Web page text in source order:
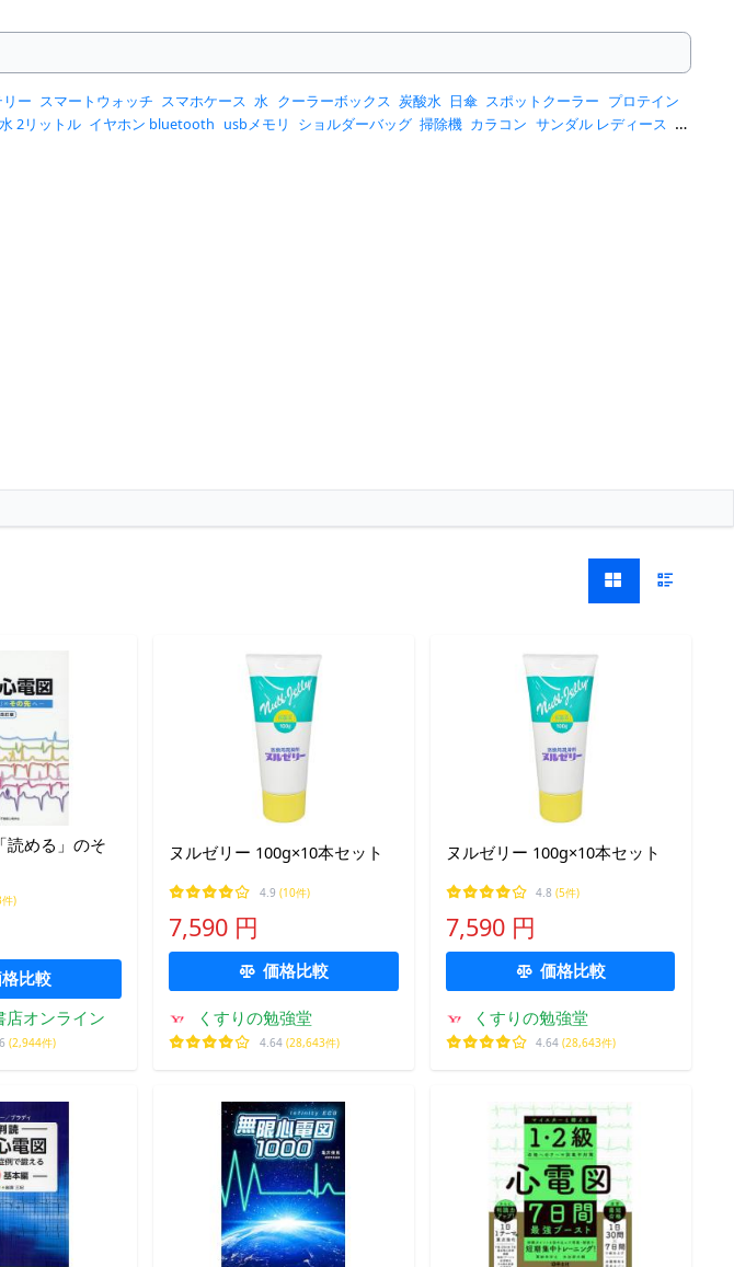
ー スマートウォッチ スマホケース 水 クーラーボックス 炭酸水 日傘 スポットクーラー プロテイン
水 2リットル イヤホン bluetooth usbメモリ ショルダーバッグ 掃除機 カラコン サンダル レディース ス
める」のそ
)
比較
店オンライン
(2,944件)
ヌルゼリー 100g×10本セット
4.9 (10件)
7,590 円
価格比較
くすりの勉強堂
4.64(28,643件)
ヌルゼリー 100g×10本セット
4.8 (5件)
7,590 円
価格比較
くすりの勉強堂
4.64 (28,643件)